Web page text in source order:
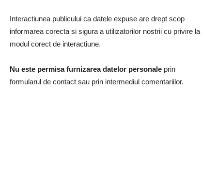
Interactiunea publicului ca datele expuse are drept scop
informarea corecta si sigura a utilizatorilor nostrii cu privire la
modul corect de interactiune.
Nu este permisa furnizarea datelor personale prin
formularul de contact sau prin intermediul comentariilor.